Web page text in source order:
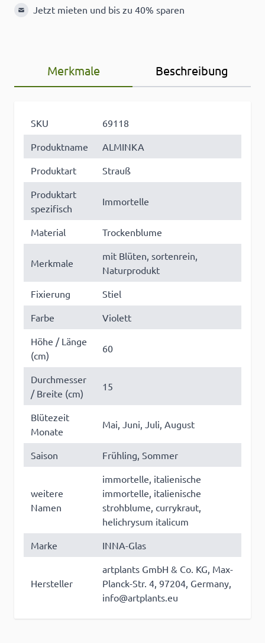
Jetzt mieten und bis zu 40% sparen
Merkmale Beschreibung
SKU
69118
Produktname
ALMINKA
Produktart
Strauß
Produktart
spezifisch
Immortelle
Material Trockenblume
Merkmale
mit Blüten, sortenrein,
Naturprodukt
Fixierung
Stiel
Farbe
Violett
Höhe / Länge
(cm)
60
Durchmesser
/ Breite (cm)
15
Blütezeit
Monate
Mai, Juni, Juli, August
Saison Frühling, Sommer
weitere
Namen
immortelle, italienische
immortelle, italienische
strohblume, currykraut,
helichrysum italicum
Marke
INNA-Glas
Hersteller
artplants GmbH & Co. KG, Max-
Planck-Str. 4, 97204, Germany,
info@artplants.eu